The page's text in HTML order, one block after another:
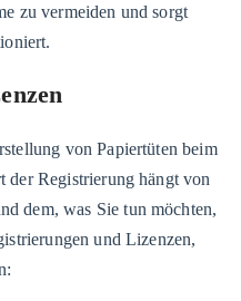
zu vermeiden und sorgt
von Papiertüten beim
Registrierung hängt von
dem, was Sie tun möchten,
und Lizenzen,